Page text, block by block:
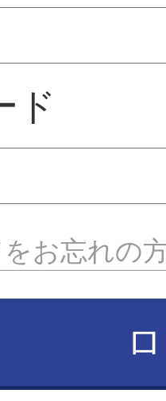
ド
お忘れの